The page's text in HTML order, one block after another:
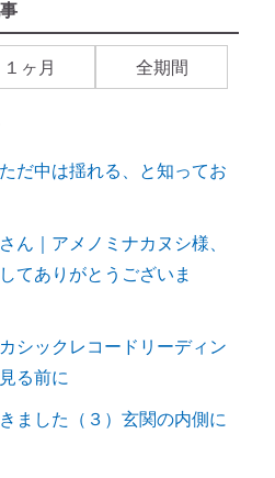
ニオイなし！「勝手に乾
命すぎる
セリング】現実が動き出
るメリット →「開運スイ
本当の理由｜潜在意識の
必要だった
セリング】心配性の家族
ました
産土神社」の違いは何で
１ヶ月 全期間
だ中は揺れる、と知ってお
ん｜アメノミナカヌシ様、
てありがとうございま
シックレコードリーディン
る前に
ました（３）玄関の内側に